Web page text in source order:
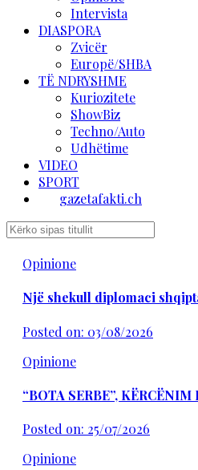
Intervista
DIASPORA
Zvicër
Europë/SHBA
TË NDRYSHME
Kuriozitete
ShowBiz
Techno/Auto
Udhëtime
VIDEO
SPORT
gazetafakti.ch
Opinione
Një shekull diplomaci
Posted on: 03/08/2026
Opinione
“BOTA SERBE”,
Posted on: 25/07/2026
Opinione